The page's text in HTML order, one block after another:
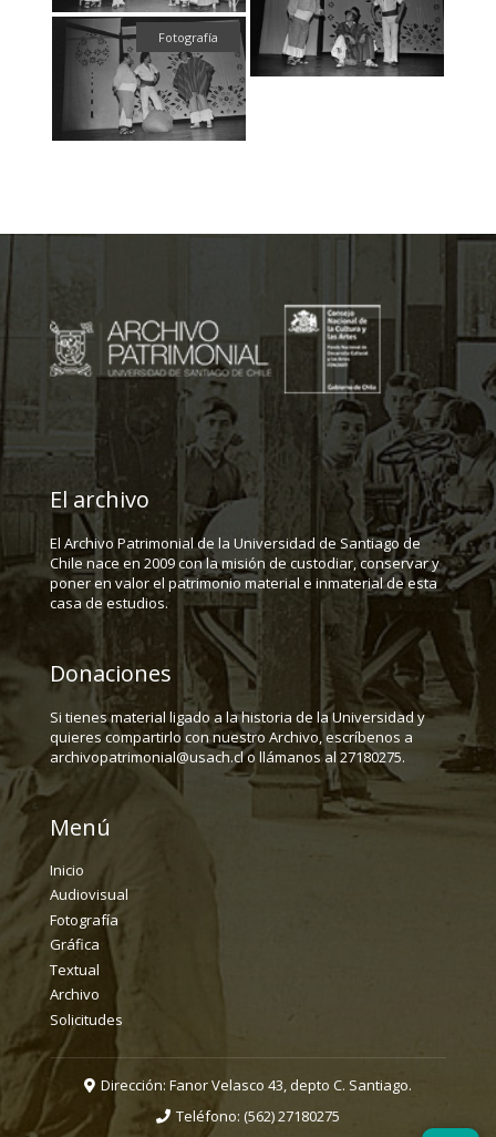
Fotografía
El archivo
El Archivo Patrimonial de la Universidad de Santiago de
Chile nace en 2009 con la misión de custodiar, conservar y
poner en valor el patrimonio material e inmaterial de esta
casa de estudios.
Donaciones
Si tienes material ligado a la historia de la Universidad y
quieres compartirlo con nuestro Archivo, escríbenos a
archivopatrimonial@usach.cl o llámanos al 27180275.
Menú
Inicio
Audiovisual
Fotografía
Gráfica
Textual
Archivo
Solicitudes
Dirección: Fanor Velasco 43, depto C. Santiago.
Teléfono: (562) 27180275